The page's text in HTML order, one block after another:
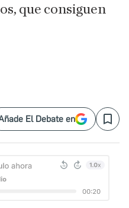
que consiguen
El Debate en Save